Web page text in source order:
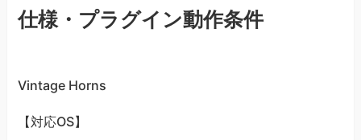
仕様・プラグイン動作条件
Vintage Horns
【対応OS】